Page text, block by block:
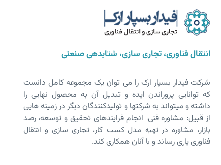
انتقال فناوری، تجاری سازی، شتابدهی صنعتی
شرکت فیدار بسپار ارک را می توان یک مجموعه کامل دانست
که توانایی پروراندن ایده و تبدیل آن به محصول نهایی را
داشته و می­تواند به شرکت­ها و تولیدکنندگان دیگر در زمینه هایی
از قبیل: مشاوره فنی، انجام فرایندهای تحقیق و توسعه، رصد
بازار، مشاوره در تهیه مدل کسب کار، تجاری سازی و انتقال
فناوری یاری رساند و با آنان همکاری کند.